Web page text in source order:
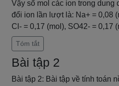
Vậy số mol các ion trong dung
đổi ion lần lượt là: Na+ = 0,08
Cl- = 0,17 (mol), SO42- = 0,17
Tóm tắt
Bài tập 2
Bài tập 2: Bài tập về tính toán